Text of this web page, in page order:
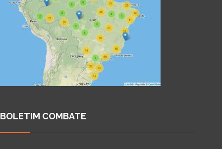
BOLETIM COMBATE